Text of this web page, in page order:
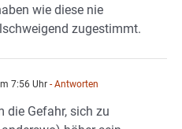
wie diese nie
zugestimmt.
7:56 Uhr - Antworten
die Gefahr, sich zu